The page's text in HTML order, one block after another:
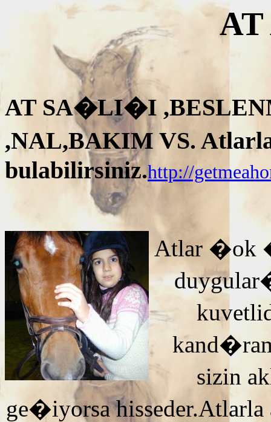
AT SA�LI�I
,NAL,BAKIM VS.
bulabilirsiniz.http://
Atlar �ok
sizin
ge�iyorsa